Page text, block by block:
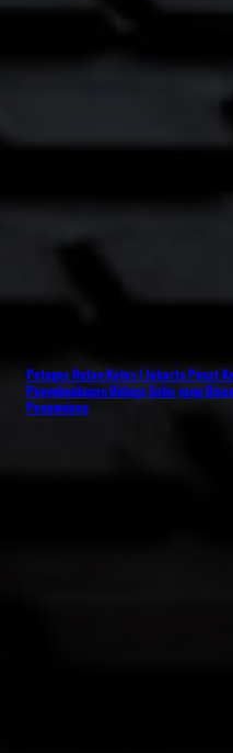
Petugas Rutan Kelas I Jakarta Pusat
Penyelundupan Diduga Sabu yang
Pengunjung